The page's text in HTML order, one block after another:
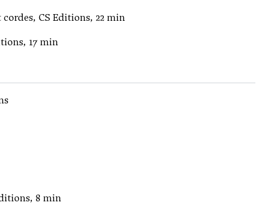
CS Editions, 22 min
17 min
8 min